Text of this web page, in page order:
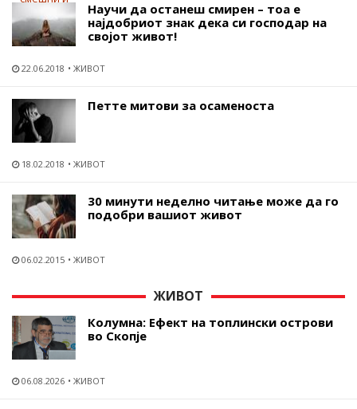
Научи да останеш смирен – тоа е
најдобриот знак дека си господар на
својот живот!
22.06.2018 ЖИВОТ
Петте митови за осаменоста
18.02.2018 ЖИВОТ
30 минути неделно читање може да го
подобри вашиот живот
06.02.2015 ЖИВОТ
ЖИВОТ
Колумна: Ефект на топлински острови
во Скопје
06.08.2026 ЖИВОТ